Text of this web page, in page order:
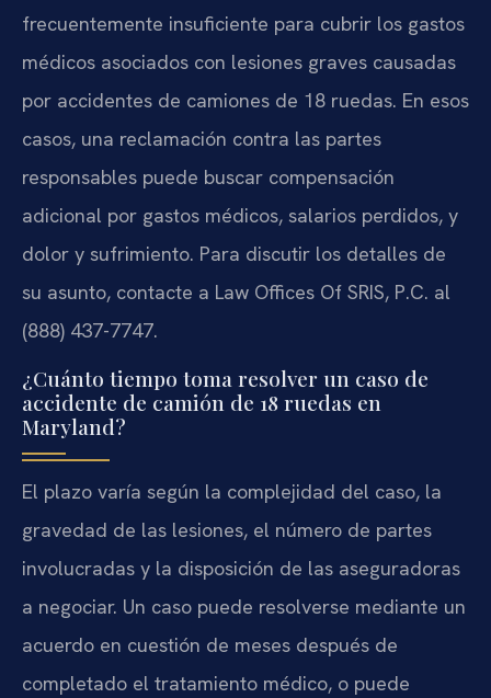
frecuentemente insuficiente para cubrir los gastos
médicos asociados con lesiones graves causadas
por accidentes de camiones de 18 ruedas. En esos
casos, una reclamación contra las partes
responsables puede buscar compensación
adicional por gastos médicos, salarios perdidos, y
dolor y sufrimiento. Para discutir los detalles de
su asunto, contacte a Law Offices Of SRIS, P.C. al
(888) 437-7747.
¿Cuánto tiempo toma resolver un caso de
accidente de camión de 18 ruedas en
Maryland?
El plazo varía según la complejidad del caso, la
gravedad de las lesiones, el número de partes
involucradas y la disposición de las aseguradoras
a negociar. Un caso puede resolverse mediante un
acuerdo en cuestión de meses después de
completado el tratamiento médico, o puede